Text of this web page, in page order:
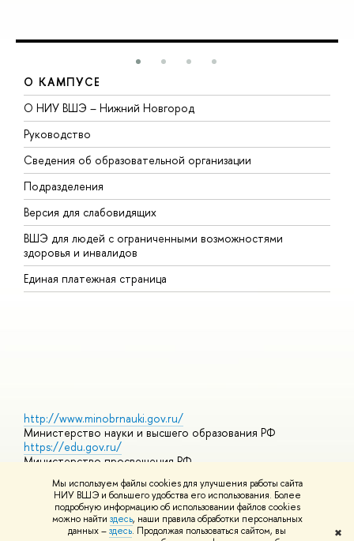
Мы используем файлы cookies для улучшения работы сайта
НИУ ВШЭ и большего удобства его использования. Более
подробную информацию об использовании файлов cookies
можно найти здесь, наши правила обработки персональных
данных –здесь. Продолжая пользоваться сайтом, вы
✖
О КАМПУСЕ
О НИУ ВШЭ – Нижний Новгород
Руководство
Сведения об образовательной организации
Подразделения
Версия для слабовидящих
ВШЭ для людей с ограниченными возможностями
здоровья и инвалидов
Единая платежная страница
http://www.minobrnauki.gov.ru/
Министерство науки и высшего образования РФ
https://edu.gov.ru/
Министерство просвещения РФ
Массовые открытые онлайн-курсы
© НИУ ВШЭ 1993–2026 Адреса и контактыУсловия